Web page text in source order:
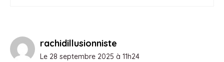
rachidillusionniste
Le 28 septembre 2025 à 11h24